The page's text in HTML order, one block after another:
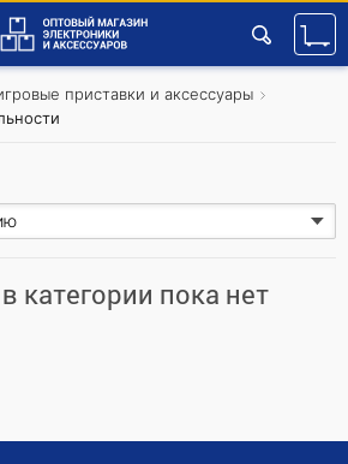
приставки и аксессуары
категории пока нет